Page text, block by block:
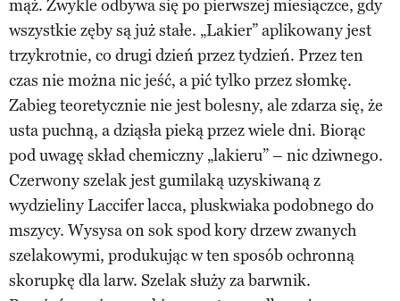
mąż. Zwykle odbywa się po pierwszej miesiączce, gdy
wszystkie zęby są już stałe. „Lakier” aplikowany jest
trzykrotnie, co drugi dzień przez tydzień. Przez ten
czas nie można nic jeść, a pić tylko przez słomkę.
Zabieg teoretycznie nie jest bolesny, ale zdarza się, że
usta puchną, a dziąsła pieką przez wiele dni. Biorąc
pod uwagę skład chemiczny „lakieru” – nic dziwnego.
Czerwony szelak jest gumilaką uzyskiwaną z
wydzieliny Laccifer lacca, pluskwiaka podobnego do
mszycy. Wysysa on sok spod kory drzew zwanych
szelakowymi, produkując w ten sposób ochronną
skorupkę dla larw. Szelak służy za barwnik.